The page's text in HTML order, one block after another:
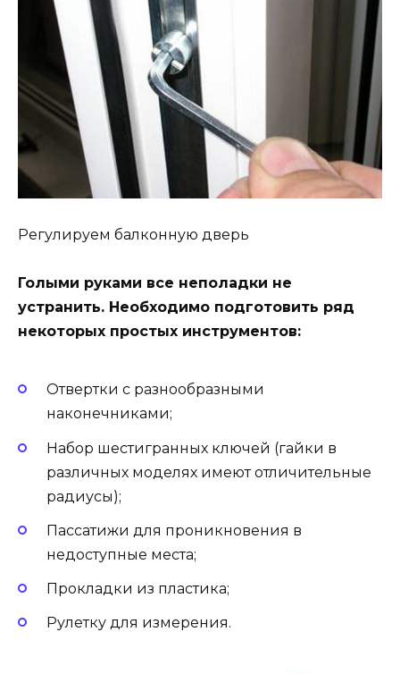
Регулируем балконную дверь
Голыми руками все неполадки не
устранить. Необходимо подготовить ряд
некоторых простых инструментов:
Отвертки с разнообразными
наконечниками;
Набор шестигранных ключей (гайки в
различных моделях имеют отличительные
радиусы);
Пассатижи для проникновения в
недоступные места;
Прокладки из пластика;
Рулетку для измерения.